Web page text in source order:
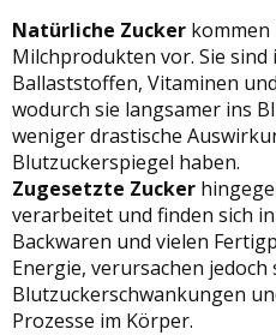
Natürliche Zucker kommen
Milchprodukten vor. Sie
Ballaststoffen, Vitaminen
wodurch sie langsamer ins
weniger drastische
Blutzuckerspiegel haben.
Zugesetzte Zucker
verarbeitet und finden sich
Backwaren und vielen
Energie, verursachen jedoch
Blutzuckerschwankungen
Prozesse im Körper.